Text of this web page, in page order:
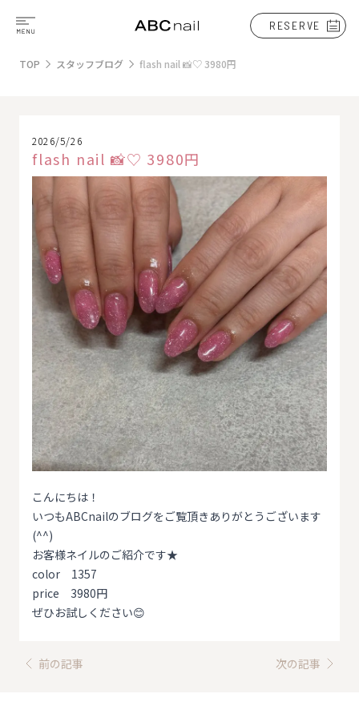
RESERVE
TOP スタッフブログ flash nail 📸♡ 3980円
2026/5/26
flash nail 📸♡ 3980円
こんにちは！
いつもABCnailのブログをご覧頂きありがとうございます
(^^)
お客様ネイルのご紹介です★
color 1357
price 3980円
ぜひお試しください😊
前の記事 次の記事